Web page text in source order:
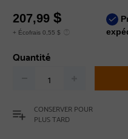
207,99$
+ Écofrais 0,55 $
Quantité
CONSERVER POUR
PLUS TARD